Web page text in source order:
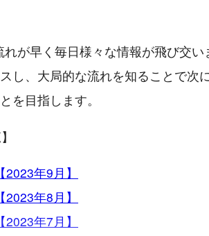
が早く毎日様々な情報が飛び交い
し、大局的な流れを知ることで次
を目指します。
年9月】
年8月】
年7月】